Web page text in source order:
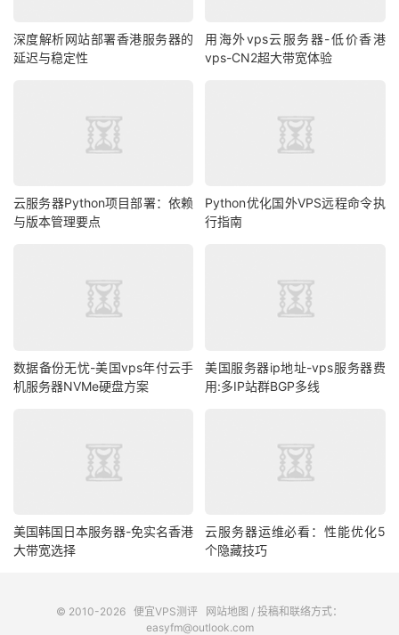
深度解析网站部署香港服务器的
延迟与稳定性
用海外vps云服务器-低价香港
vps-CN2超大带宽体验
云服务器Python项目部署：依赖
与版本管理要点
Python优化国外VPS远程命令执
行指南
数据备份无忧-美国vps年付云手
机服务器NVMe硬盘方案
美国服务器ip地址-vps服务器费
用:多IP站群BGP多线
美国韩国日本服务器-免实名香港
大带宽选择
云服务器运维必看：性能优化5
个隐藏技巧
© 2010-2026 便宜VPS测评 网站地图 / 投稿和联络方式：
easyfm@outlook.com